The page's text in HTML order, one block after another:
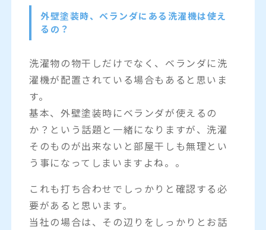
外壁塗装時、ベランダにある洗濯機は使え
るの？
洗濯物の物干しだけでなく、ベランダに洗
濯機が配置されている場合もあると思いま
す。
基本、外壁塗装時にベランダが使えるの
か？という話題と一緒になりますが、洗濯
そのものが出来ないと部屋干しも無理とい
う事になってしまいますよね。。
これも打ち合わせでしっかりと確認する必
要があると思います。
当社の場合は、その辺りをしっかりとお話